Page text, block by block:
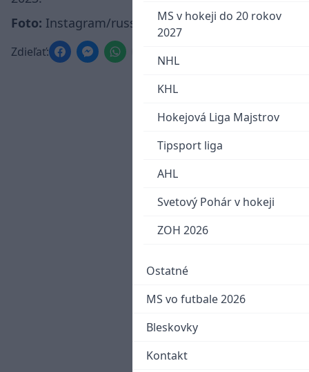
MS v hokeji do 20 rokov
2027
NHL
KHL
Hokejová Liga Majstrov
Tipsport liga
AHL
Svetový Pohár v hokeji
ZOH 2026
Ostatné
MS vo futbale 2026
Bleskovky
Kontakt
Foto: Instagram/russiahockey
Zdieľať: